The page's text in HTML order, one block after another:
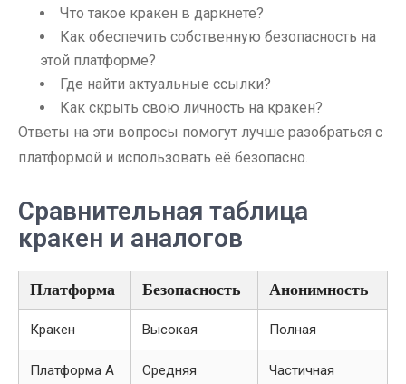
Что такое кракен в даркнете?
Как обеспечить собственную безопасность на
этой платформе?
Где найти актуальные ссылки?
Как скрыть свою личность на кракен?
Ответы на эти вопросы помогут лучше разобраться с
платформой и использовать её безопасно.
Сравнительная таблица
кракен и аналогов
Платформа Безопасность Анонимность
Кракен Высокая Полная
Платформа A Средняя Частичная